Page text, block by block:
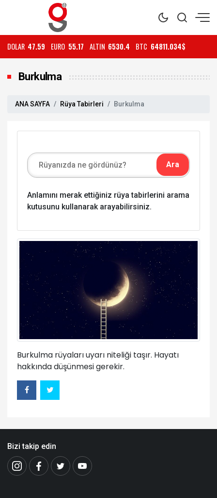
DOLAR 47.59 EURO 55.17 ALTIN 6530.4 BTC 64811.034$
Burkulma
ANA SAYFA Rüya Tabirleri Burkulma
Anlamını merak ettiğiniz rüya tabirlerini arama
kutusunu kullanarak arayabilirsiniz.
Burkulma rüyaları uyarı niteliği taşır. Hayatı
hakkında düşünmesi gerekir.
Bizi takip edin